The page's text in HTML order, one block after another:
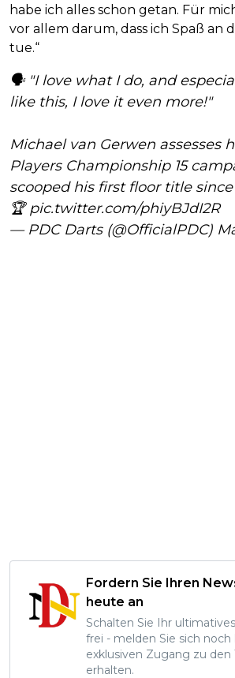
habe ich alles schon getan. Für
vor allem darum, dass ich Spaß an
tue.“
🗣️ "I love what I do, and
like this, I love it even more!"
Michael van Gerwen assesses
Players Championship 15
scooped his first floor title
🏆pic.twitter.com/phiyBJdI2R
— PDC Darts (@OfficialPDC)
Fordern Sie Ihren
heute an
Schalten Sie Ihr
frei - melden Sie sich
exklusiven Zugang zu den
erhalten.